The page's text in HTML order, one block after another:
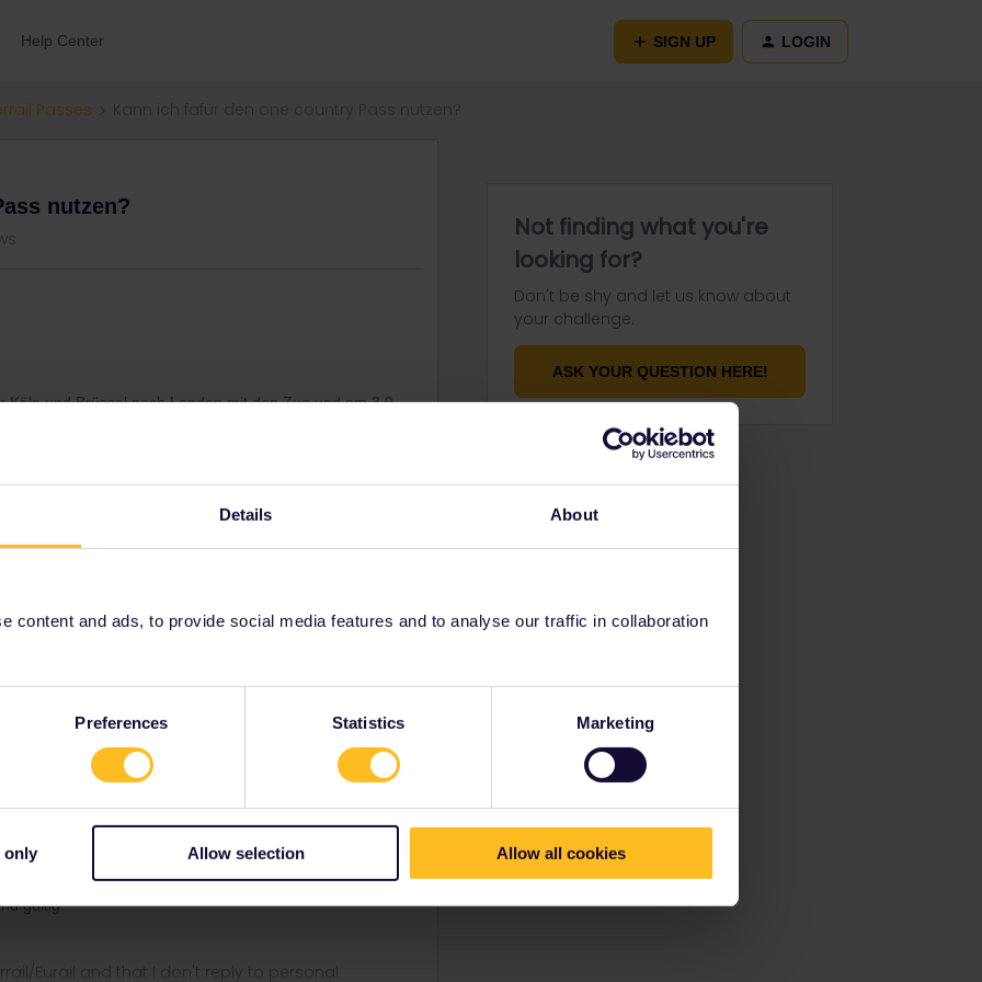
Details About
content and ads, to provide social media features and to analyse our traffic in collaboration
Preferences Statistics Marketing
only Allow selection Allow all cookies
Help Center SIGN UP LOGIN
Passes
nutzen?
Köln und Brüssel nach London mit den Zug und am 3.9
Hamburg Harbug
Forum|Forum|3 years ago
gültig.
Eurail and that I don't reply to personal
Not finding what you're
looking for?
Don't be shy and let us know about
your challenge.
ASK YOUR QUESTION HERE!